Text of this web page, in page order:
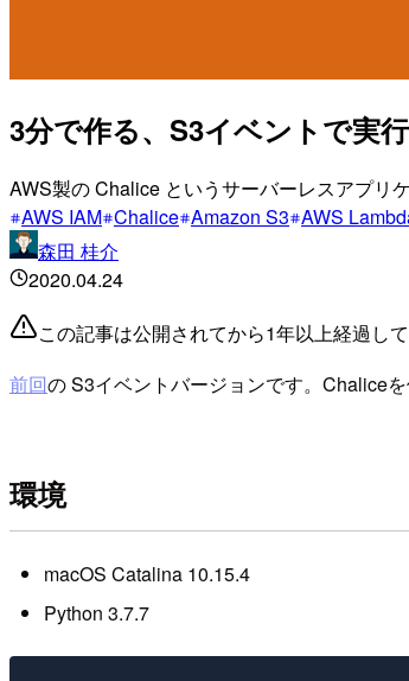
3分で作る、S3イベントで実
AWS製の Chalice というサーバーレスアプリ
AWS IAM Chalice Amazon S3 AWS
森田 桂介
2020.04.24
この記事は公開されてから1年以上経過し
前回の S3イベントバージョンです。Chalice
環境
macOS Catalina 10.15.4
Python 3.7.7